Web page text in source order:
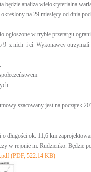
będzie analiza wielokryterialna
określony na 29 miesięcy od dnia
ogłoszone w trybie przetargu
9 z nich i ci Wykonawcy otrzymali
szacowany jest na początek
długości ok. 11,6 km
w rejonie m. Rudzienko. Będzie
(PDF, 522.14 KB)